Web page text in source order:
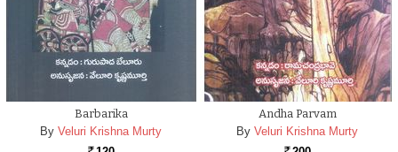
Barbarika
By Veluri Krishna Murty
Andha Parvam
By Veluri Krishna Murty